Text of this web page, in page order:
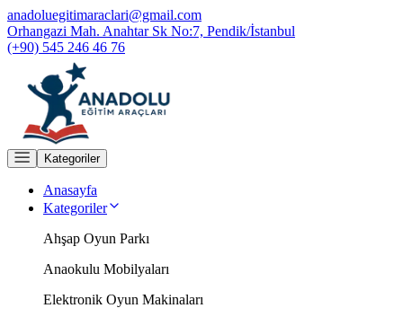
anadoluegitimaraclari@gmail.com
Orhangazi Mah. Anahtar Sk No:7, Pendik/İstanbul
(+90) 545 246 46 76
Kategoriler
Anasayfa
Kategoriler
Ahşap Oyun Parkı
Anaokulu Mobilyaları
Elektronik Oyun Makinaları